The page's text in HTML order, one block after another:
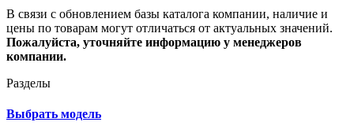
В связи с обновлением базы каталога компании, наличие и
цены по товарам могут отличаться от актуальных значений.
Пожалуйста, уточняйте информацию у менеджеров
компании.
Разделы
Выбрать модель